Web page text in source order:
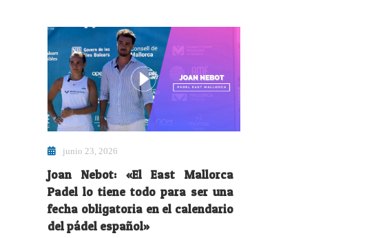
junio 23, 2026
Joan Nebot: «El East Mallorca
Padel lo tiene todo para ser una
fecha obligatoria en el calendario
del pádel español»